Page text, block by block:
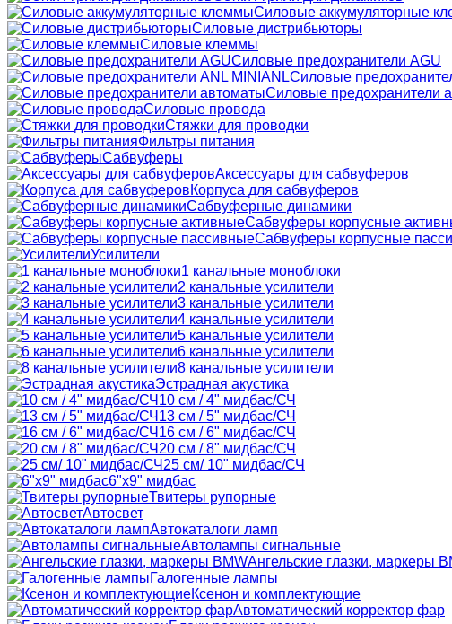
Силовые аккумуляторные
Силовые дистрибьюторы
Силовые клеммы
Силовые предохранители AGU
Силовые
Силовые предохранители
Силовые провода
Стяжки для проводки
Фильтры питания
Сабвуферы
Аксессуары для сабвуферов
Корпуса для сабвуферов
Сабвуферные динамики
Сабвуферы корпусные
Сабвуферы корпусные
Усилители
1 канальные моноблоки
2 канальные усилители
3 канальные усилители
4 канальные усилители
5 канальные усилители
6 канальные усилители
8 канальные усилители
Эстрадная акустика
10 см / 4" мидбас/СЧ
13 см / 5" мидбас/СЧ
16 см / 6" мидбас/СЧ
20 см / 8" мидбас/СЧ
25 см/ 10" мидбас/СЧ
6"x9" мидбас
Твитеры рупорные
Автосвет
Автокаталоги ламп
Автолампы сигнальные
Ангельские глазки, маркеры
Галогенные лампы
Ксенон и комплектующие
Автоматический корректор фар